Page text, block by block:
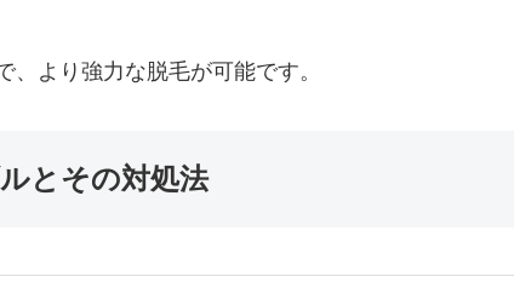
より強力な脱毛が可能です。
とその対処法